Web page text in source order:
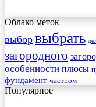
Облако меток
выбор выбрать
загородного
особенности плюсы
фундамент частном
Популярное